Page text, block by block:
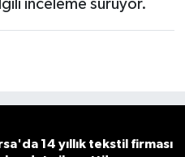
ilgili inceleme sürüyor.
14 yıllık tekstil firması